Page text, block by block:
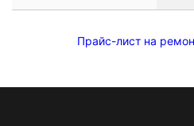
Прайс-лист на